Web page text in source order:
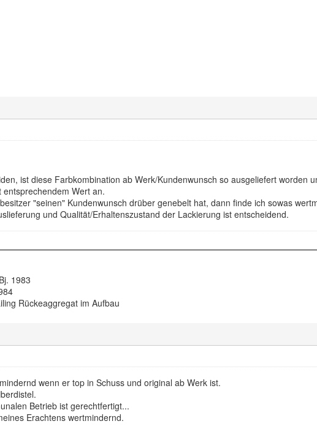
ist diese Farbkombination ab Werk/Kundenwunsch so ausgeliefert worden
Wert an.
"seinen" Kundenwunsch drüber genebelt hat, dann finde ich sowas
und Qualität/Erhaltenszustand der Lackierung ist entscheidend.
1983
Rückeaggregat im Aufbau
wenn er top in Schuss und original ab Werk ist.
Betrieb ist gerechtfertigt...
Erachtens wertmindernd.